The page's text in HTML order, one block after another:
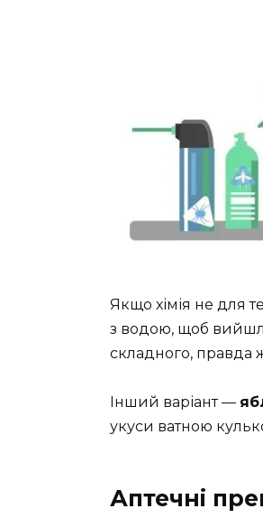
Якщо хімія не для
з водою, щоб
складного, правда
Інший варіант —
укуси ватною
Аптечні